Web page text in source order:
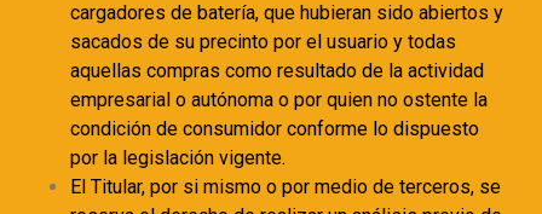
cargadores de batería, que hubieran sido abiertos y
sacados de su precinto por el usuario y todas
aquellas compras como resultado de la actividad
empresarial o autónoma o por quien no ostente la
condición de consumidor conforme lo dispuesto
por la legislación vigente.
El Titular, por si mismo o por medio de terceros, se